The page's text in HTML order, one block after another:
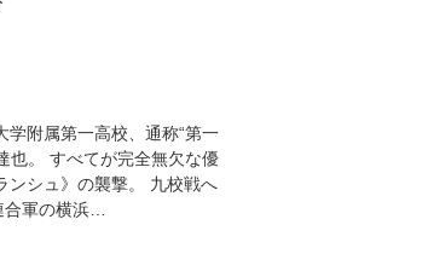
附属第一高校、通称“第一
也。 すべてが完全無欠な優
ンシュ》の襲撃。 九校戦へ
軍の横浜…